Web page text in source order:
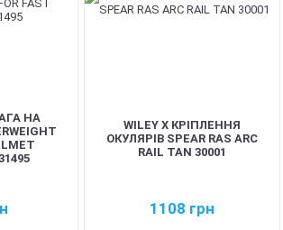
НА
WILEY X КРІПЛЕННЯ
ОКУЛЯРІВ SPEAR RAS ARC
RAIL TAN 30001
1108 грн